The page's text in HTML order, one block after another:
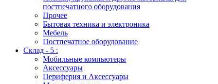
постпечатного оборудования
Прочее
Бытовая техника и электроника
Мебель
Постпечатное оборудование
Склад - 5 :
Мобильные компьютеры
Аксессуары
Периферия и Аксессуары